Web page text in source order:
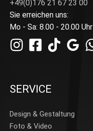
+49(0)176 21 67 23 00
Sie erreichen uns:
Mo - Sa: 8.00 - 20.00 Uhr
SERVICE
Design & Gestaltung
Foto & Video